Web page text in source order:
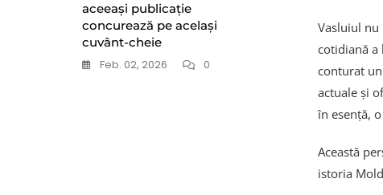
aceeași publicație
concurează pe același
cuvânt-cheie
Feb. 02, 2026
0
Vasluiul
cotidiană a
conturat
actuale și
în esență,
Această
istoria